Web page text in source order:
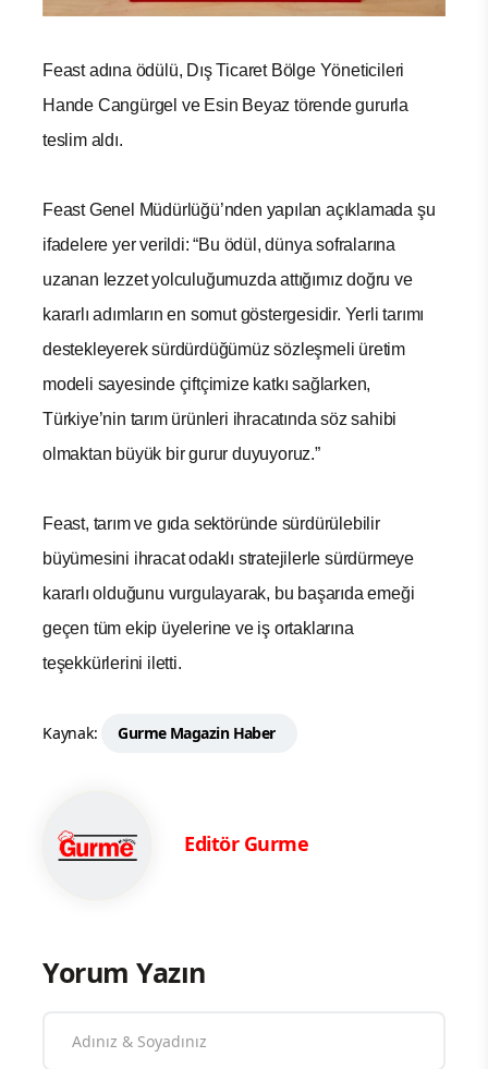
Feast adına ödülü, Dış Ticaret Bölge Yöneticileri
Hande Cangürgel ve Esin Beyaz törende gururla
teslim aldı.
Feast Genel Müdürlüğü’nden yapılan açıklamada şu
ifadelere yer verildi: “Bu ödül, dünya sofralarına
uzanan lezzet yolculuğumuzda attığımız doğru ve
kararlı adımların en somut göstergesidir. Yerli tarımı
destekleyerek sürdürdüğümüz sözleşmeli üretim
modeli sayesinde çiftçimize katkı sağlarken,
Türkiye’nin tarım ürünleri ihracatında söz sahibi
olmaktan büyük bir gurur duyuyoruz.”
Feast, tarım ve gıda sektöründe sürdürülebilir
büyümesini ihracat odaklı stratejilerle sürdürmeye
kararlı olduğunu vurgulayarak, bu başarıda emeği
geçen tüm ekip üyelerine ve iş ortaklarına
teşekkürlerini iletti.
Kaynak: Gurme Magazin Haber
Editör Gurme
Yorum Yazın